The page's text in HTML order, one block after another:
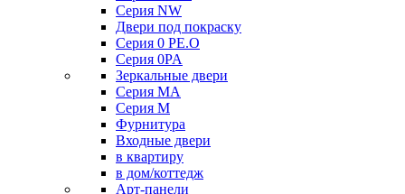
Серия NW
Двери под покраску
Серия 0 PE.O
Серия 0PA
Зеркальные двери
Серия MA
Серия M
Фурнитура
Входные двери
в квартиру
в дом/коттедж
Арт-панели